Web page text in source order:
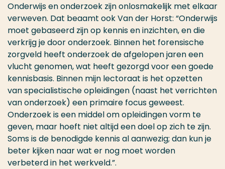
Onderwijs en onderzoek zijn onlosmakelijk met elkaar
verweven. Dat beaamt ook Van der Horst: “Onderwijs
moet gebaseerd zijn op kennis en inzichten, en die
verkrijg je door onderzoek. Binnen het forensische
zorgveld heeft onderzoek de afgelopen jaren een
vlucht genomen, wat heeft gezorgd voor een goede
kennisbasis. Binnen mijn lectoraat is het opzetten
van specialistische opleidingen (naast het verrichten
van onderzoek) een primaire focus geweest.
Onderzoek is een middel om opleidingen vorm te
geven, maar hoeft niet altijd een doel op zich te zijn.
Soms is de benodigde kennis al aanwezig; dan kun je
beter kijken naar wat er nog moet worden
verbeterd in het werkveld.”.